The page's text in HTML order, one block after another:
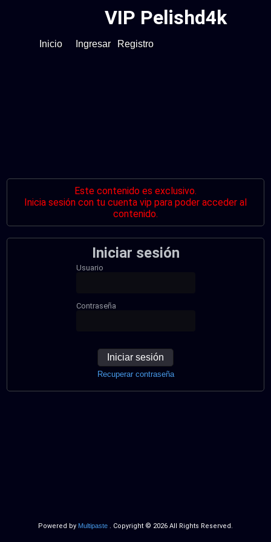
VIP Pelishd4k
Inicio Ingresar Registro
Este contenido es exclusivo.
Inicia sesión con tu cuenta vip para poder acceder al
contenido.
Iniciar sesión
Usuario
Contraseña
Iniciar sesión
Recuperar contraseña
Powered by Multipaste . Copyright © 2026 All Rights Reserved.